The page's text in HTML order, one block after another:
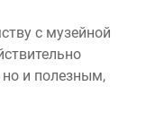
с музейной
и полезным,